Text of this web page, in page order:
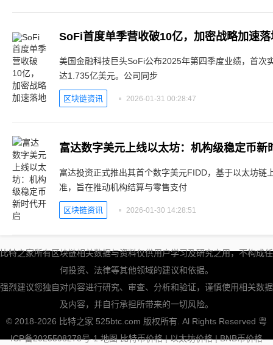
SoFi首度单季营收破10亿，加密战略加速落
美国金融科技巨头SoFi公布2025年第四季度业绩，首次
达1.735亿美元。公司同步
区块链资讯 2026-01-31 00:28:47
富达数字美元上线以太坊：机构级稳定币新
富达投资正式推出其首个数字美元FIDD，基于以太坊链
准，旨在推动机构结算与零售支付
区块链资讯 2026-01-30 14:28:51
比特之家所有区块链相关数据与资料仅供用户学习及研究之用，不构成任
何投资、法律等其他领域的建议和依据。
强烈建议您独自对内容进行研究、审查、分析和验证，谨慎使用相关数据
及内容，并自行承担所带来的一切风险。
© 2018-2026 比特之家 525btc.com 版权所有. Al Rights Reserved 粤
ICP备2025508278号-1 地图 比特币价格|以太坊价格|BNB币价格